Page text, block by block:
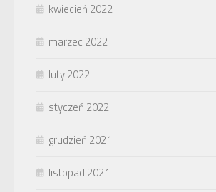
kwiecień 2022
marzec 2022
luty 2022
styczeń 2022
grudzień 2021
listopad 2021